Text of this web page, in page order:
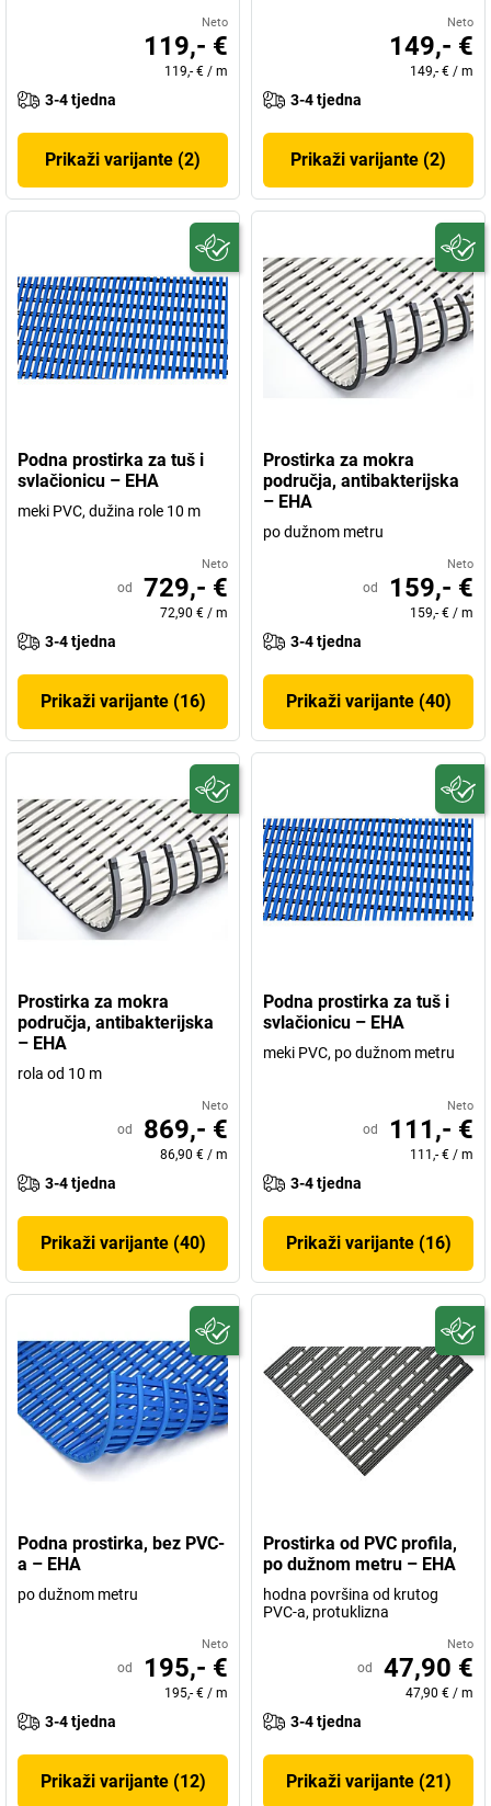
Neto
119,- €
119,- € / m
3-4 tjedna
Prikaži varijante (2)
Neto
149,- €
149,- € / m
3-4 tjedna
Prikaži varijante (2)
Podna prostirka za tuš i
svlačionicu – EHA
meki PVC, dužina role 10 m
Neto
od 729,- €
72,90 € / m
3-4 tjedna
Prikaži varijante (16)
Prostirka za mokra
područja, antibakterijska
– EHA
po dužnom metru
Neto
od 159,- €
159,- € / m
3-4 tjedna
Prikaži varijante (40)
Prostirka za mokra
područja, antibakterijska
– EHA
rola od 10 m
Neto
od 869,- €
86,90 € / m
3-4 tjedna
Prikaži varijante (40)
Podna prostirka za tuš i
svlačionicu – EHA
meki PVC, po dužnom metru
Neto
od 111,- €
111,- € / m
3-4 tjedna
Prikaži varijante (16)
Podna prostirka, bez PVC-
a – EHA
po dužnom metru
Neto
od 195,- €
195,- € / m
3-4 tjedna
Prikaži varijante (12)
Prostirka od PVC profila,
po dužnom metru – EHA
hodna površina od krutog
PVC-a, protuklizna
Neto
od 47,90 €
47,90 € / m
3-4 tjedna
Prikaži varijante (21)